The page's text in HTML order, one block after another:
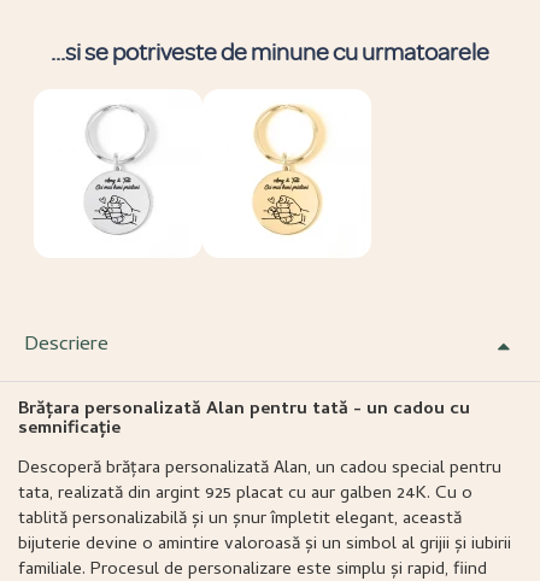
...si se potriveste de minune cu urmatoarele
Descriere
Brățara personalizată Alan pentru tată - un cadou cu
semnificație
Descoperă brățara personalizată Alan, un cadou special pentru
tata, realizată din argint 925 placat cu aur galben 24K. Cu o
tablită personalizabilă și un șnur împletit elegant, această
bijuterie devine o amintire valoroasă și un simbol al grijii și iubirii
familiale. Procesul de personalizare este simplu și rapid, fiind